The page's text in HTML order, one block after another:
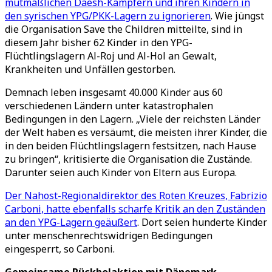
den syrischen YPG/PKK-Lagern zu ignorieren. Wie jüngst
die Organisation Save the Children mitteilte, sind in
diesem Jahr bisher 62 Kinder in den YPG-
Flüchtlingslagern Al-Roj und Al-Hol an Gewalt,
Krankheiten und Unfällen gestorben.
Demnach leben insgesamt 40.000 Kinder aus 60
verschiedenen Ländern unter katastrophalen
Bedingungen in den Lagern. „Viele der reichsten Länder
der Welt haben es versäumt, die meisten ihrer Kinder, die
in den beiden Flüchtlingslagern festsitzen, nach Hause
zu bringen“, kritisierte die Organisation die Zustände.
Darunter seien auch Kinder von Eltern aus Europa.
Der Nahost-Regionaldirektor des Roten Kreuzes, Fabrizio
Carboni, hatte ebenfalls scharfe Kritik an den Zuständen
an den YPG-Lagern geäußert. Dort seien hunderte Kinder
unter menschenrechtswidrigen Bedingungen
eingesperrt, so Carboni.